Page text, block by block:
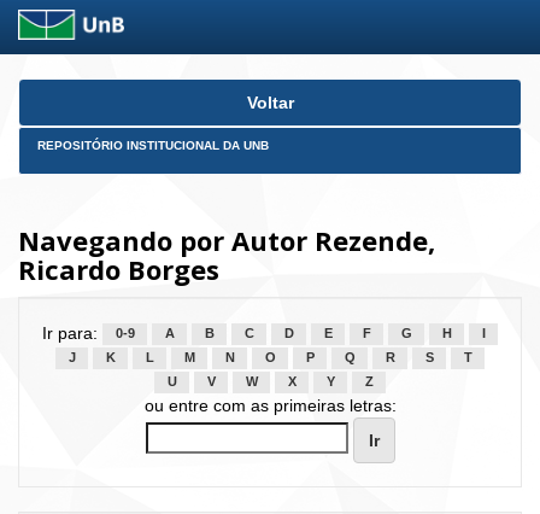
Skip
Voltar
REPOSITÓRIO INSTITUCIONAL DA UNB
Navegando por Autor Rezende,
Ricardo Borges
Ir para: 0-9 A B C D E F G H
J
K L M N O P Q R S
T
U
V W X Y Z
ou entre com as primeiras letras: